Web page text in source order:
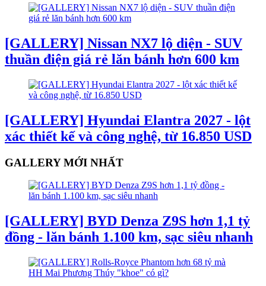
[GALLERY] Nissan NX7 lộ diện - SUV
thuần điện giá rẻ lăn bánh hơn 600 km
[GALLERY] Hyundai Elantra 2027 - lột
xác thiết kế và công nghệ, từ 16.850 USD
GALLERY MỚI NHẤT
[GALLERY] BYD Denza Z9S hơn 1,1 tỷ
đồng - lăn bánh 1.100 km, sạc siêu nhanh